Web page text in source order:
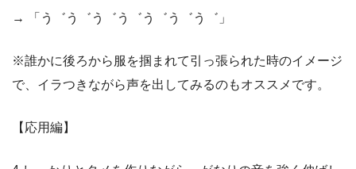
→ 「う゛う゛う゛う゛う゛う゛う゛」
※誰かに後ろから服を掴まれて引っ張られた時のイメージ
で、イラつきながら声を出してみるのもオススメです。
【応用編】